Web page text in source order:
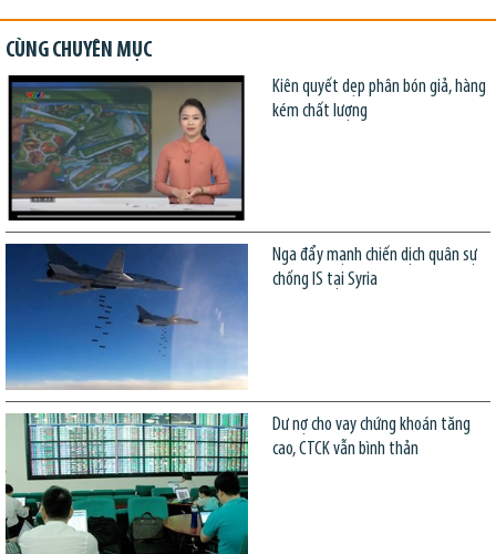
CÙNG CHUYÊN MỤC
Kiên quyết dẹp phân bón giả, hàng
kém chất lượng
Nga đẩy mạnh chiến dịch quân sự
chống IS tại Syria
Dư nợ cho vay chứng khoán tăng
cao, CTCK vẫn bình thản